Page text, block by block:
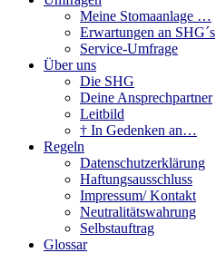
Meine Stomaanlage …
Erwartungen an SHG´s
Service-Umfrage
Über uns
Die SHG
Deine Ansprechpartner
Leitbild
† In Gedenken an…
Regeln
Datenschutzerklärung
Haftungsausschluss
Impressum/ Kontakt
Neutralitätswahrung
Selbstauftrag
Glossar